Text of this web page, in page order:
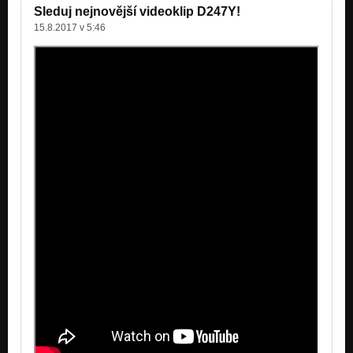
Sleduj nejnovější videoklip D247Y!
15.8.2017 v 5:46